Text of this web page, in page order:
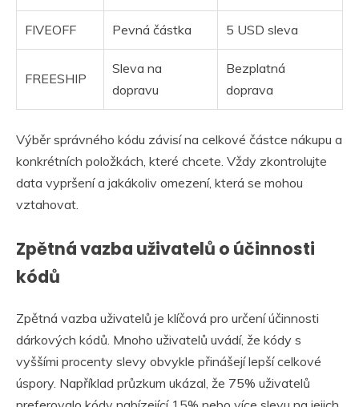
FIVEOFF Pevná částka 5 USD sleva
FREESHIP
Sleva na
dopravu
Bezplatná
doprava
Výběr správného kódu závisí na celkové částce nákupu a
konkrétních položkách, které chcete. Vždy zkontrolujte
data vypršení a jakákoliv omezení, která se mohou
vztahovat.
Zpětná vazba uživatelů o účinnosti
kódů
Zpětná vazba uživatelů je klíčová pro určení účinnosti
dárkových kódů. Mnoho uživatelů uvádí, že kódy s
vyššími procenty slevy obvykle přinášejí lepší celkové
úspory. Například průzkum ukázal, že 75% uživatelů